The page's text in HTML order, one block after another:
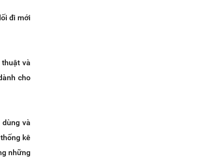
đi mới
và
cho
và
kê
những